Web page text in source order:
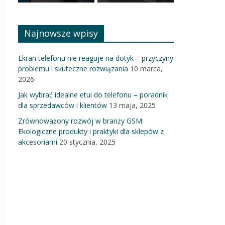
Najnowsze wpisy
Ekran telefonu nie reaguje na dotyk – przyczyny
problemu i skuteczne rozwiązania 10 marca,
2026
Jak wybrać idealne etui do telefonu – poradnik
dla sprzedawców i klientów 13 maja, 2025
Zrównoważony rozwój w branży GSM:
Ekologiczne produkty i praktyki dla sklepów z
akcesoriami 20 stycznia, 2025